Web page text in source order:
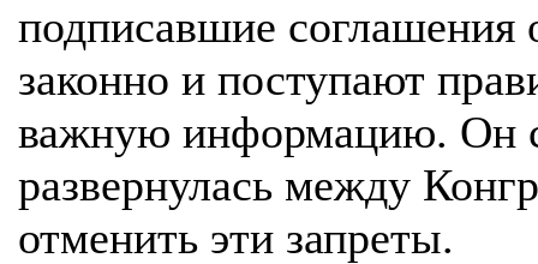
подписавшие соглашения
законно и поступают
важную информацию. Он
развернулась между
отменить эти запреты.